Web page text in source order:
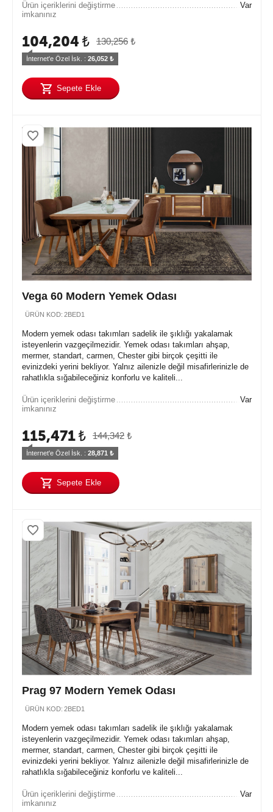
Ürün içeriklerini değiştirme
imkanınız
Var
130,256 ₺
104,204 ₺
İnternet'e Özel İsk. : 26,052 ₺
Sepete Ekle
Vega 60 Modern Yemek Odası
ÜRÜN KOD: 2BED1
Modern yemek odası takımları sadelik ile şıklığı yakalamak
isteyenlerin vazgeçilmezidir. Yemek odası takımları ahşap,
mermer, standart, carmen, Chester gibi birçok çeşitti ile
evinizdeki yerini bekliyor. Yalnız ailenizle değil misafirlerinizle de
rahatlıkla sığabileceğiniz konforlu ve kaliteli...
Ürün içeriklerini değiştirme
imkanınız
Var
144,342 ₺
115,471₺
İnternet'e Özel İsk. : 28,871 ₺
Sepete Ekle
Prag 97 Modern Yemek Odası
ÜRÜN KOD: 2BED1
Modern yemek odası takımları sadelik ile şıklığı yakalamak
isteyenlerin vazgeçilmezidir. Yemek odası takımları ahşap,
mermer, standart, carmen, Chester gibi birçok çeşitti ile
evinizdeki yerini bekliyor. Yalnız ailenizle değil misafirlerinizle de
rahatlıkla sığabileceğiniz konforlu ve kaliteli...
Ürün içeriklerini değiştirme
imkanınız
Var